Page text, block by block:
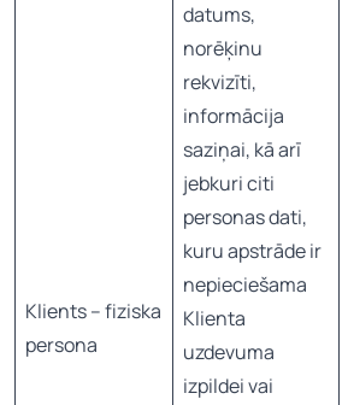
Klients – fiziska
persona
datums,
norēķinu
rekvizīti,
informācija
saziņai, kā arī
jebkuri citi
personas dati,
kuru apstrāde ir
nepieciešama
Klienta
uzdevuma
izpildei vai